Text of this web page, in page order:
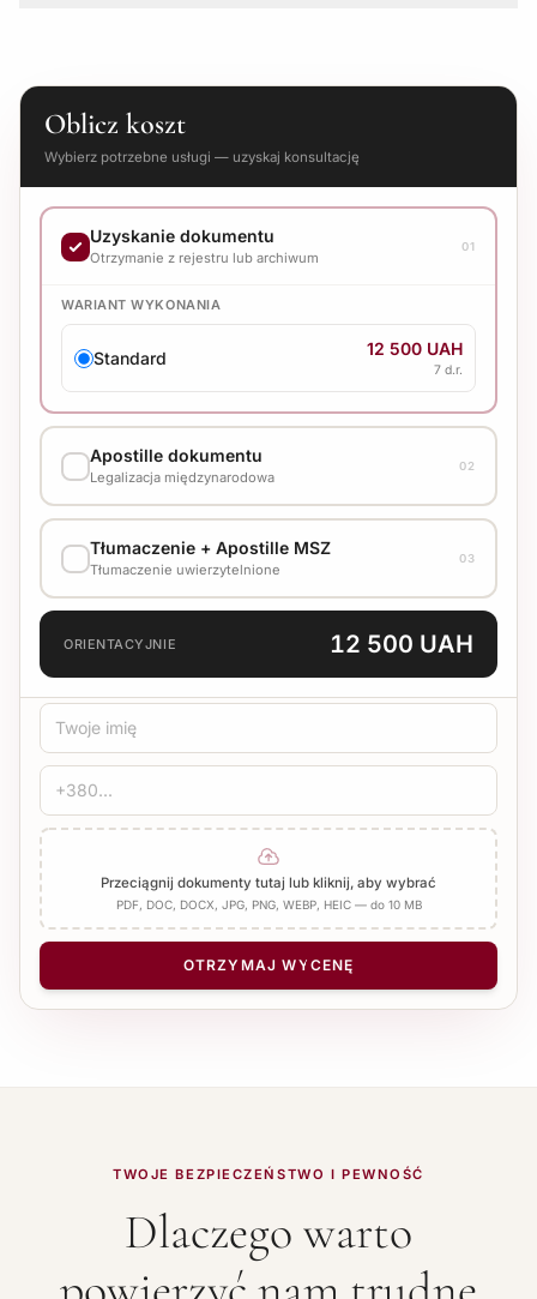
mechanizmy prawne. Od Państwa wymagane są
jedynie notarialnie sporządzone dokumenty i
konsultacja. Wyjazd do Rosji nie jest konieczny i nie
jest przez nas zalecany.
Oblicz koszt
Wybierz potrzebne usługi — uzyskaj konsultację
Uzyskanie dokumentu
Otrzymanie z rejestru lub archiwum
01
WARIANT WYKONANIA
Standard 12 500 UAH
7 d.r.
Apostille dokumentu
Legalizacja międzynarodowa
02
WARIANT WYKONANIA
Standard 7 500 UAH
Tłumaczenie + Apostille MSZ
Tłumaczenie uwierzytelnione
03
TYP TŁUMACZENIA
POŚWIADCZENIE
Pieczęć biura Notariusz
Dodaj Apostille
LICZBA STRON
ORIENTACYJNIE 12 500 UAH
Przeciągnij dokumenty tutaj lub kliknij, aby wybrać
PDF, DOC, DOCX, JPG, PNG, WEBP, HEIC — do 10 MB
OTRZYMAJ WYCENĘ
TWOJE BEZPIECZEŃSTWO I PEWNOŚĆ
Dlaczego warto